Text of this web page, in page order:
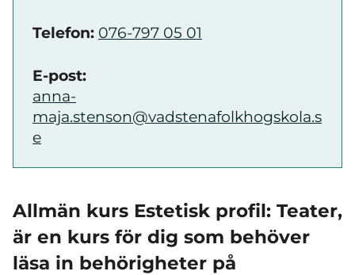
Telefon: 076-797 05 01
E-post:
anna-
maja.stenson@vadstenafolkhogskola.s
e
Allmän kurs Estetisk profil: Teater,
är en kurs för dig som behöver
läsa in behörigheter på